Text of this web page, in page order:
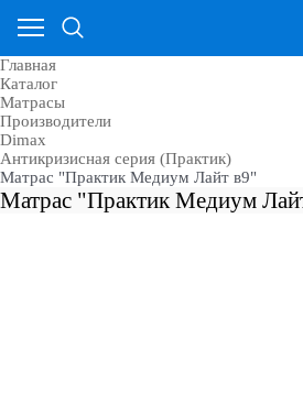
Главная
Каталог
Матрасы
Производители
Dimax
Антикризисная серия (Практик)
Матрас "Практик Медиум Лайт в9"
Матрас "Практик Медиум